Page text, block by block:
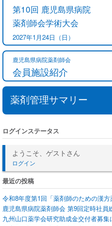
第10回 鹿児島県病院
薬剤師会学術大会
2027年1月24日（日）
鹿児島県病院薬剤師会
会員施設紹介
薬剤管理サマリー
ログインステータス
ようこそ、ゲストさん
ログイン
最近の投稿
令和8年度第1回「薬剤師のための漢
鹿児島県病院薬剤師会 第9回定時社員
九州山口薬学会研究助成金交付者募集